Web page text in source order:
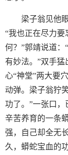
梁子翁见他
“我也正在尽力
何？”郭靖说道：
有妙法。”双手猛
心“神堂”两大要
动弹。梁子翁狞
功了。”一张口
辛苦养育的一条
强，自己却全无
久，蟒蛇宝血的